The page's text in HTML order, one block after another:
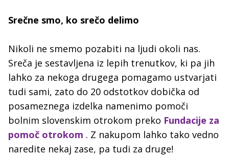
Srečne smo, ko srečo delimo
Nikoli ne smemo pozabiti na ljudi okoli nas.
Sreča je sestavljena iz lepih trenutkov, ki pa jih
lahko za nekoga drugega pomagamo ustvarjati
tudi sami, zato do 20 odstotkov dobička od
posameznega izdelka namenimo pomoči
bolnim slovenskim otrokom preko Fundacije za
pomoč otrokom . Z nakupom lahko tako vedno
naredite nekaj zase, pa tudi za druge!